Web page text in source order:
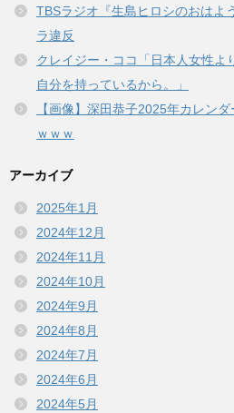
TBSラジオ『生島ヒロシのおはよ
ラ違反
クレイジー・ココ「日本人女性よ
自分を持っているから。」
【画像】深田恭子2025年カレン
ｗｗｗ
アーカイブ
2025年1月
2024年12月
2024年11月
2024年10月
2024年9月
2024年8月
2024年7月
2024年6月
2024年5月